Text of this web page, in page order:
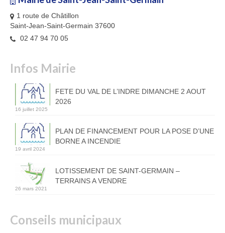
1 route de Châtillon
Saint-Jean-Saint-Germain 37600
02 47 94 70 05
Infos Mairie
FETE DU VAL DE L’INDRE DIMANCHE 2 AOUT
2026
16 juillet 2025
PLAN DE FINANCEMENT POUR LA POSE D’UNE
BORNE A INCENDIE
19 avril 2024
LOTISSEMENT DE SAINT-GERMAIN –
TERRAINS A VENDRE
26 mars 2021
Conseils municipaux